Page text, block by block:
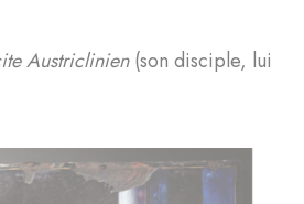
Austriclinien(son disciple, lui